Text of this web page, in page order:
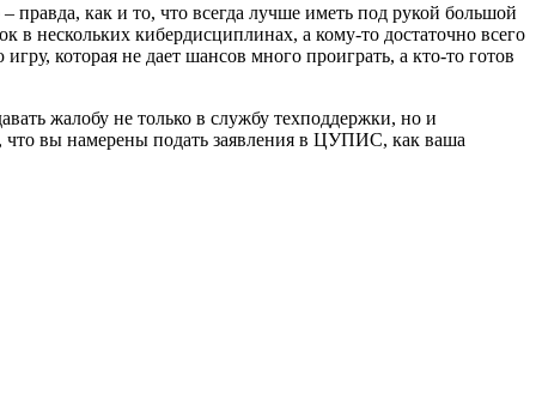
правда, как и то, что всегда лучше иметь под рукой большой
нескольких кибердисциплинах, а кому-то достаточно всего
которая не дает шансов много проиграть, а кто-то готов
жалобу не только в службу техподдержки, но и
что вы намерены подать заявления в ЦУПИС, как ваша